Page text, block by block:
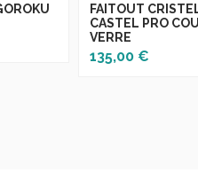
FAITOUT
CASTEL PRO
VERRE
135,00 €